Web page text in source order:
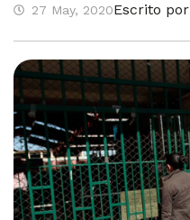
27 May, 2020Escrito por